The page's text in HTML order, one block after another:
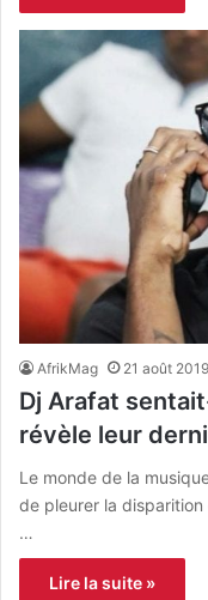
AfrikMag 21 août 2019
Dj Arafat
révèle leur
Le monde de la
de pleurer la disparition
…
Lire la suite »